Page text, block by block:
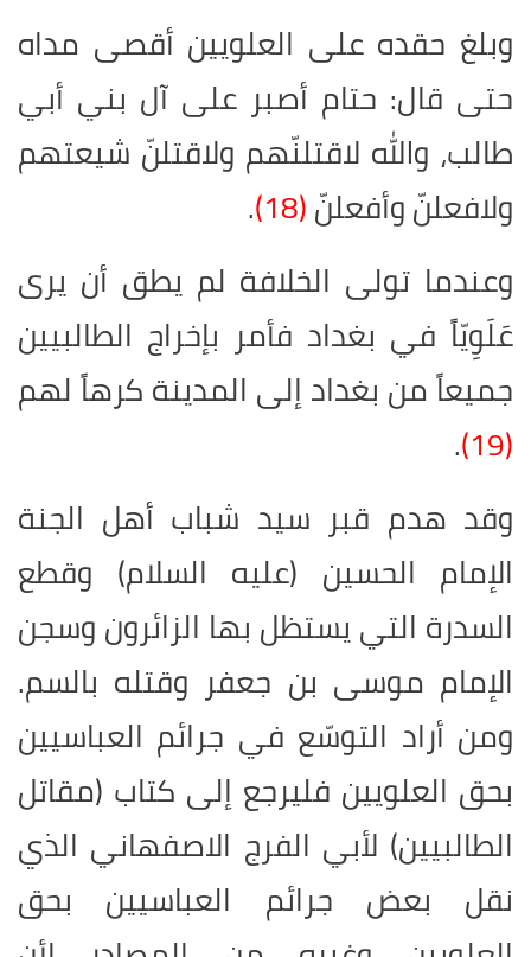
وبلغ حقده على العلويين أقصى مداه
حتى قال: حتام أصبر على آل بني أبي
طالب، والله لاقتلنّهم ولاقتلنّ شيعتهم
ولافعلنّ وأفعلنّ(18)
.
وعندما تولى الخلافة لم يطق أن يرى
عَلَوِيّاً في بغداد فأمر بإخراج الطالبيين
جميعاً من بغداد إلى المدينة كرهاً لهم
(19)
.
وقد هدم قبر سيد شباب أهل الجنة
الإمام الحسين (عليه السلام) وقطع
السدرة التي يستظل بها الزائرون وسجن
الإمام موسى بن جعفر وقتله بالسم.
ومن أراد التوسّع في جرائم العباسيين
بحق العلويين فليرجع إلى كتاب (مقاتل
الطالبيين) لأبي الفرج الاصفهاني الذي
نقل بعض جرائم العباسيين بحق